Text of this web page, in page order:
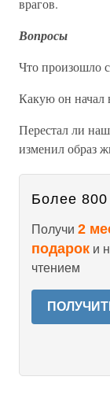
Вопросы
Что произошло
Какую он начал
Перестал ли наш
изменил образ
Более 800
Получи 2
подарок и
чтением